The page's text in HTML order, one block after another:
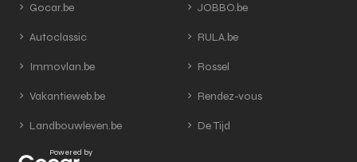
Gocar.be
Autoclassic
Immovlan.be
Vakantieweb.be
Landbouwleven.be
JOBBO.be
RULA.be
Rossel
Rendez-vous
De Tijd
Powered by